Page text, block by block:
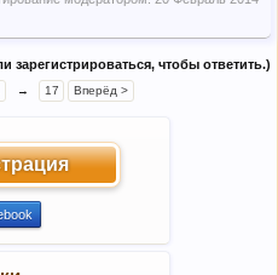
чтобы ответить.)
→ 17 Вперёд >